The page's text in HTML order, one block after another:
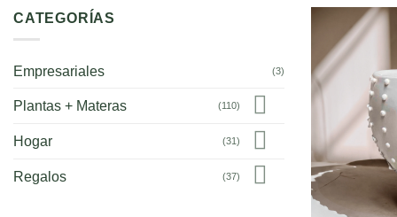
CATEGORÍAS
Empresariales (3)
Plantas + Materas (110)
Hogar (31)
Regalos (37)